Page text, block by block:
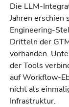
Die LLM-
Jahren erschien
Engineering-
Dritteln der
vorhanden.
der Tools
auf Workflow-
nicht als
Infrastruktur.